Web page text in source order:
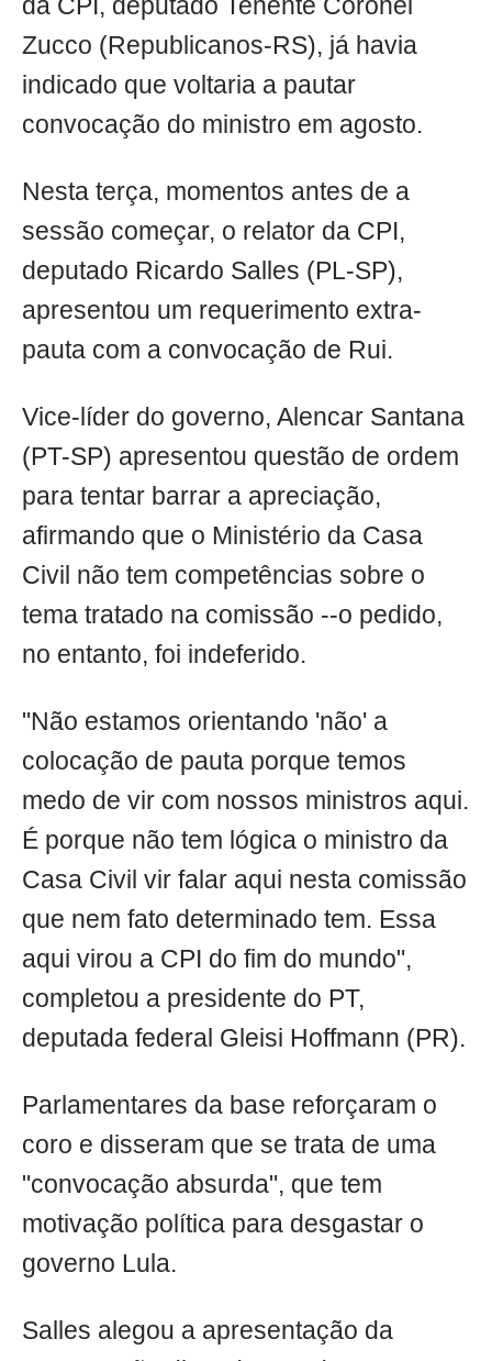
da CPI, deputado Tenente Coronel
Zucco (Republicanos-RS), já havia
indicado que voltaria a pautar
convocação do ministro em agosto.
Nesta terça, momentos antes de a
sessão começar, o relator da CPI,
deputado Ricardo Salles (PL-SP),
apresentou um requerimento extra-
pauta com a convocação de Rui.
Vice-líder do governo, Alencar Santana
(PT-SP) apresentou questão de ordem
para tentar barrar a apreciação,
afirmando que o Ministério da Casa
Civil não tem competências sobre o
tema tratado na comissão --o pedido,
no entanto, foi indeferido.
"Não estamos orientando 'não' a
colocação de pauta porque temos
medo de vir com nossos ministros aqui.
É porque não tem lógica o ministro da
Casa Civil vir falar aqui nesta comissão
que nem fato determinado tem. Essa
aqui virou a CPI do fim do mundo",
completou a presidente do PT,
deputada federal Gleisi Hoffmann (PR).
Parlamentares da base reforçaram o
coro e disseram que se trata de uma
"convocação absurda", que tem
motivação política para desgastar o
governo Lula.
Salles alegou a apresentação da